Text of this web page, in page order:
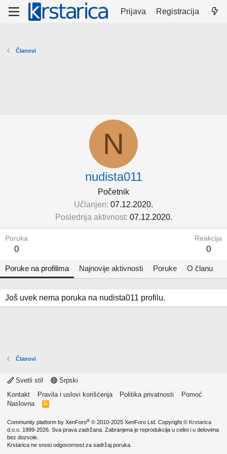
Prijava Registracija
Članovi
N
nudista011
Početnik
Učlanjen 07.12.2020.
Poslednja aktivnost 07.12.2020.
Poruka
0
Reakcija
0
Poruke na profilima Najnovije aktivnosti Poruke O članu
Još uvek nema poruka na nudista011 profilu.
Članovi
Svetli stil
Srpski
Kontakt
Pravila i uslovi korišćenja Politika privatnosti
Pomoć
Naslovna
R
Community platform by XenForo® © 2010-2025 XenForo Ltd. Copyright © Krstarica
d.o.o. 1999-2026. Sva prava zadržana. Zabranjena je reprodukcija u celini i u delovima
bez dozvole.
Krstarica ne snosi odgovornost za sadržaj poruka.